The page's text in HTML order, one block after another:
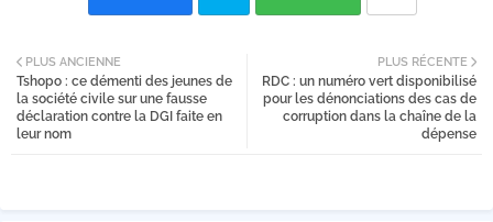
tter
PLUS RÉCENTE
RDC : un numéro vert disponibilisé
pour les dénonciations des cas de
corruption dans la chaîne de la
dépense
PLUS ANCIENNE
Tshopo : ce démenti des jeunes de
la société civile sur une fausse
déclaration contre la DGI faite en
leur nom